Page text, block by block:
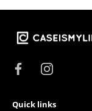
Quick links